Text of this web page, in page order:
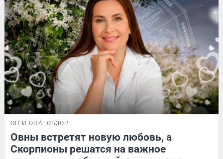
ОН И ОНА ОБЗОР
Овны встретят новую любовь, а
Скорпионы решатся на важное